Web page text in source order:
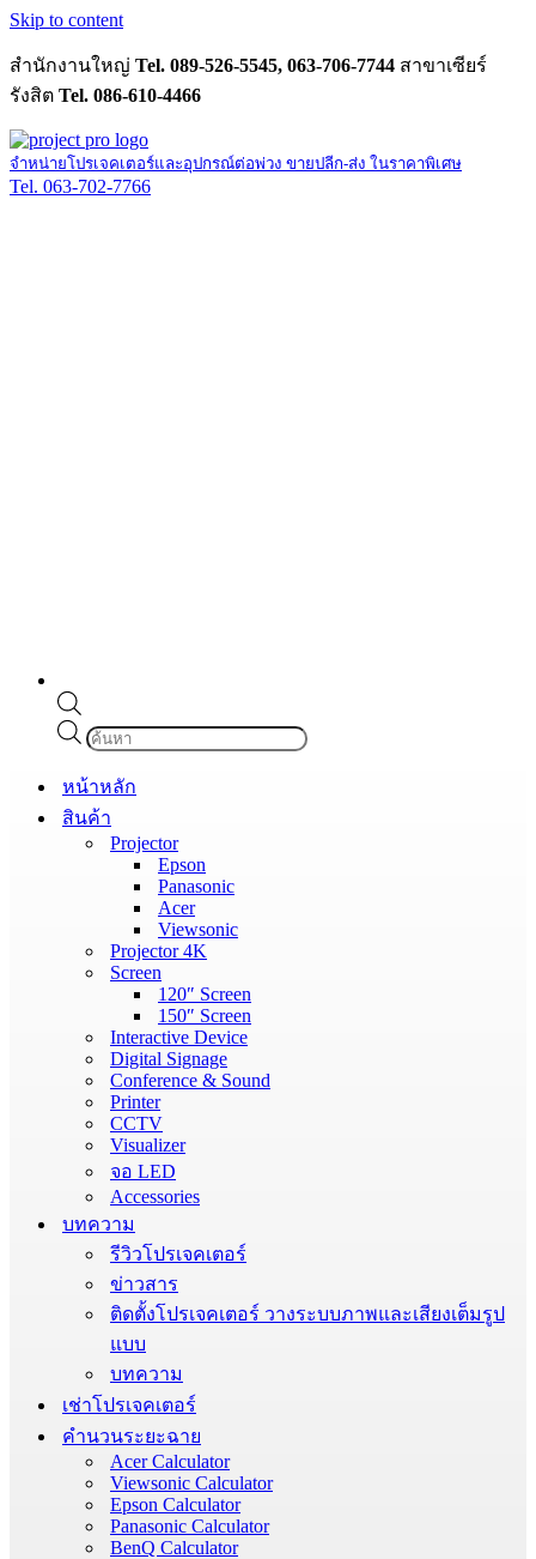
Skip to content
สำนักงานใหญ่ Tel. 089-526-5545, 063-706-7744 สาขาเซียร์
รังสิต Tel. 086-610-4466
จำหน่ายโปรเจคเตอร์และอุปกรณ์ต่อพ่วง ขายปลีก-ส่ง ในราคาพิเศษ
Tel. 063-702-7766
Products
search
หน้าหลัก
สินค้า
Projector
Epson
Panasonic
Acer
Viewsonic
Projector 4K
Screen
120″ Screen
150″ Screen
Interactive Device
Digital Signage
Conference & Sound
Printer
CCTV
Visualizer
จอ LED
Accessories
บทความ
รีวิวโปรเจคเตอร์
ข่าวสาร
ติดตั้งโปรเจคเตอร์ วางระบบภาพและเสียงเต็มรูป
แบบ
บทความ
เช่าโปรเจคเตอร์
คำนวนระยะฉาย
Acer Calculator
Viewsonic Calculator
Epson Calculator
Panasonic Calculator
BenQ Calculator